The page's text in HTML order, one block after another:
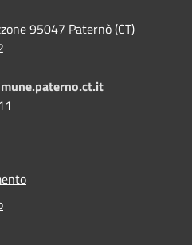
95047 Paternò (CT)